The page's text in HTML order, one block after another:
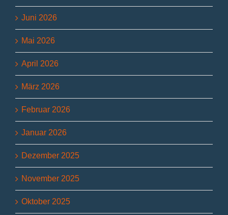
Juni 2026
Mai 2026
April 2026
März 2026
Februar 2026
Januar 2026
Dezember 2025
November 2025
Oktober 2025